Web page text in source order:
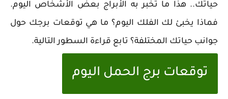
حياتك.. هذا ما تخبر به الأبراج بعض الأشخاص اليوم.
فماذا يخبئ لك الفلك اليوم؟ ما هي توقعات برجك حول
جوانب حياتك المختلفة؟ تابع قراءة السطور التالية.
توقعات برج الحمل اليوم